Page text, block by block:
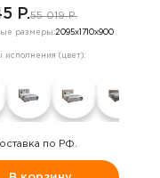
P.55 019 P.
размеры:2095х1710х900
исполнения (цвет):
по РФ.